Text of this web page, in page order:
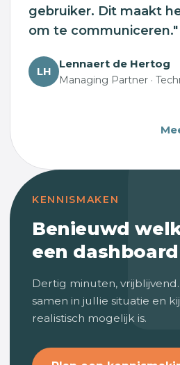
gebruiker. Dit maakt
om te communiceren."
LH
Lennaert de Hertog
Managing Partner ·
KENNISMAKEN
Benieuwd
een
Dertig minuten,
samen in jullie situatie en
realistisch mogelijk is.